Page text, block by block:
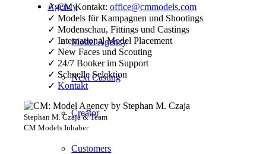
Agency
Model Agency
Next Casting
Creator
Customers
✓ CM Kontakt:office@cmmodels.com
✓ Models für Kampagnen und Shootings
✓ Modenschau, Fittings und Castings
✓ International Model Placement
✓ New Faces und Scouting
✓ 24/7 Booker im Support
✓ Schnelle Selektion
✓Kontakt
Stephan M. Czaja & Team
CM Models Inhaber